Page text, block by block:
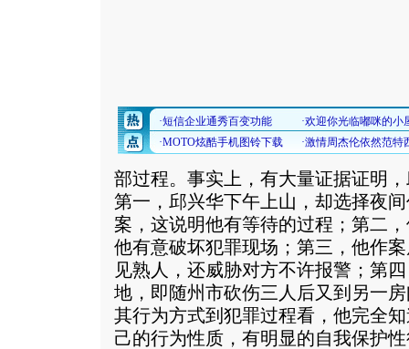
部过程。事实上，有大量证据证明
第一，邱兴华下午上山，却选择夜
案，这说明他有等待的过程；第二
他有意破坏犯罪现场；第三，他作
见熟人，还威胁对方不许报警；第
地，即随州市砍伤三人后又到另一
其行为方式到犯罪过程看，他完全
己的行为性质，有明显的自我保护